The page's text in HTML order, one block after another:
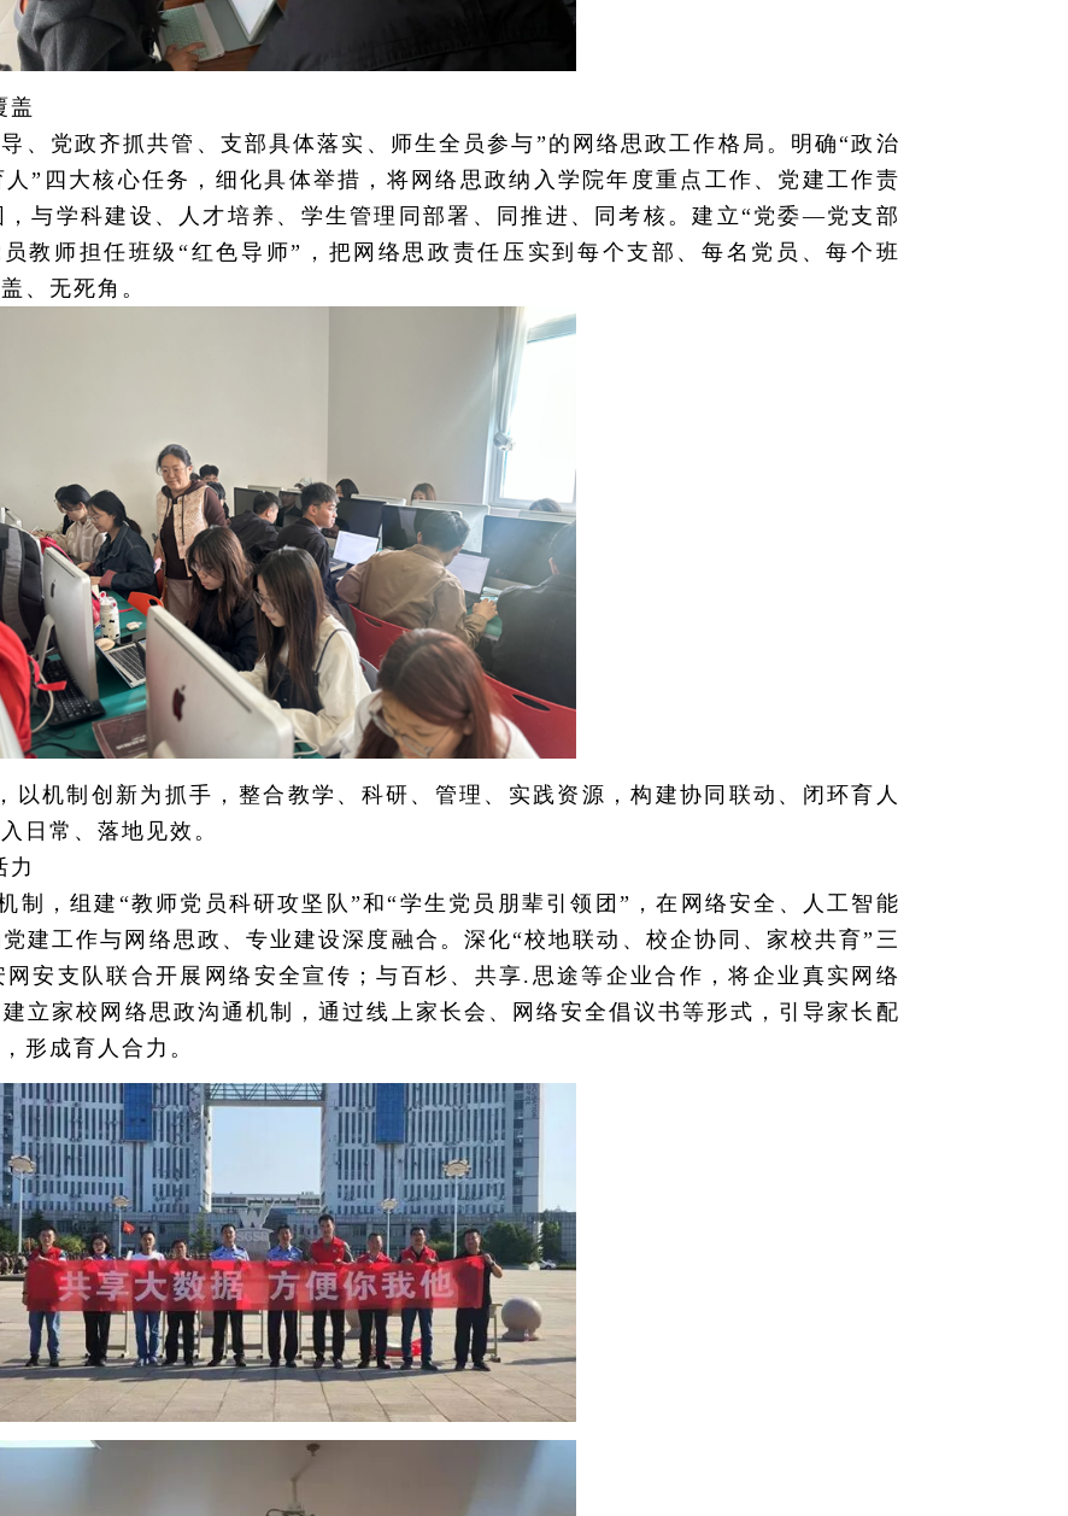
盖
、党政齐抓共管、支部具体落实、师生全员参与”的网络思政工作格局。明确“政治
”四大核心任务，细化具体举措，将网络思政纳入学院年度重点工作、党建工作责
与学科建设、人才培养、学生管理同部署、同推进、同考核。建立“党委—党支部
教师担任班级“红色导师”，把网络思政责任压实到每个支部、每名党员、每个班
、无死角。
以机制创新为抓手，整合教学、科研、管理、实践资源，构建协同联动、闭环育人
日常、落地见效。
力
制，组建“教师党员科研攻坚队”和“学生党员朋辈引领团”，在网络安全、人工智能
建工作与网络思政、专业建设深度融合。深化“校地联动、校企协同、家校共育”三
安支队联合开展网络安全宣传；与百杉、共享.思途等企业合作，将企业真实网络
立家校网络思政沟通机制，通过线上家长会、网络安全倡议书等形式，引导家长配
形成育人合力。